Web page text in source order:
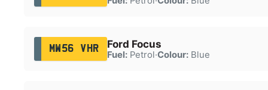
MW56 VHR Ford Focus
Fuel:Petrol·Colour:Blue